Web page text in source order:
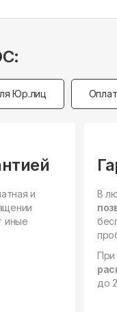
Юр.лиц
и
иные
В
При
до